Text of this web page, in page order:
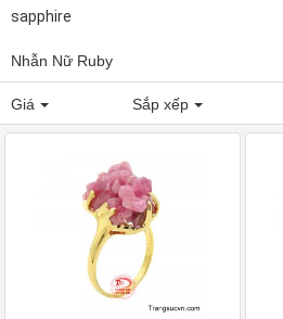
sapphire
Nhẫn Nữ Ruby
Giá Sắp xếp